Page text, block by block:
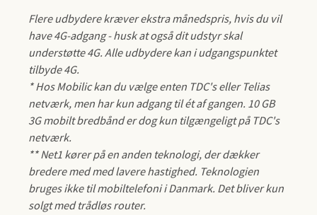
Flere udbydere kræver ekstra månedspris, hvis du vil
have 4G-adgang - husk at også dit udstyr skal
understøtte 4G. Alle udbydere kan i udgangspunktet
tilbyde 4G.
* Hos Mobilic kan du vælge enten TDC's eller Telias
netværk, men har kun adgang til ét af gangen. 10 GB
3G mobilt bredbånd er dog kun tilgængeligt på TDC's
netværk.
** Net1 kører på en anden teknologi, der dækker
bredere med med lavere hastighed. Teknologien
bruges ikke til mobiltelefoni i Danmark. Det bliver kun
solgt med trådløs router.